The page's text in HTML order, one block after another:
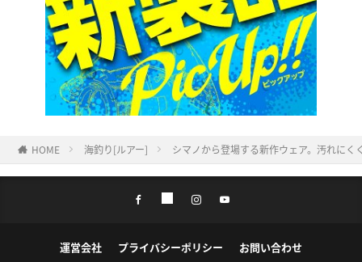
HOME 海釣り[ルアー] シマノから登場する新作ウェア。汚れに
運営会社 プライバシーポリシー お問い合わせ